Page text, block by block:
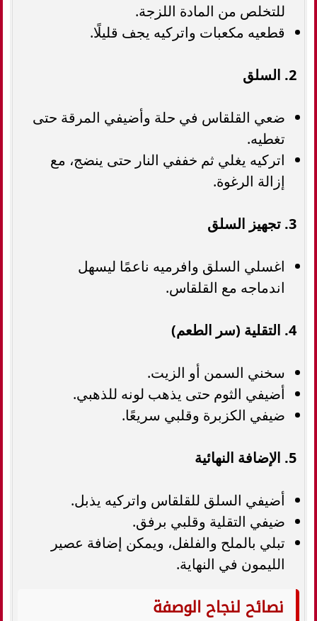
للتخلص من المادة اللزجة.
قطعيه مكعبات واتركيه يجف قليلًا.
2. السلق
ضعي القلقاس في حلة وأضيفي المرقة حتى
تغطيه.
اتركيه يغلي ثم خففي النار حتى ينضج، مع
إزالة الرغوة.
3. تجهيز السلق
اغسلي السلق وافرميه ناعمًا ليسهل
اندماجه مع القلقاس.
4. التقلية (سر الطعم)
سخني السمن أو الزيت.
أضيفي الثوم حتى يذهب لونه للذهبي.
ضيفي الكزبرة وقلبي سريعًا.
5. الإضافة النهائية
أضيفي السلق للقلقاس واتركيه يذبل.
ضيفي التقلية وقلبي برفق.
تبلي بالملح والفلفل، ويمكن إضافة عصير
الليمون في النهاية.
نصائح لنجاح الوصفة